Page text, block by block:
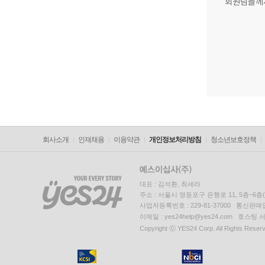
회사소개 인재채용 이용약관 개인정보처리방침 청소년보호정책
대표 : 김석환, 최세라
주소 : 서울시 영등포구 은행로 11, 5층~6
사업자등록번호 : 229-81-37000 통신판매
이메일 : yes24help@yes24.com 호스팅
Copyright ⓒ YES24 Corp. All Rights